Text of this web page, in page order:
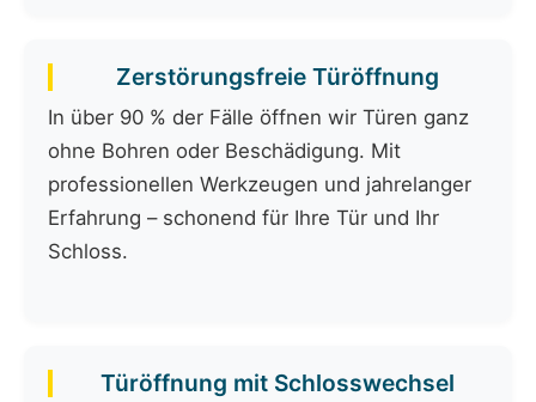
Zerstörungsfreie Türöffnung
In über 90 % der Fälle öffnen wir Türen ganz
ohne Bohren oder Beschädigung. Mit
professionellen Werkzeugen und jahrelanger
Erfahrung – schonend für Ihre Tür und Ihr
Schloss.
Türöffnung mit Schlosswechsel